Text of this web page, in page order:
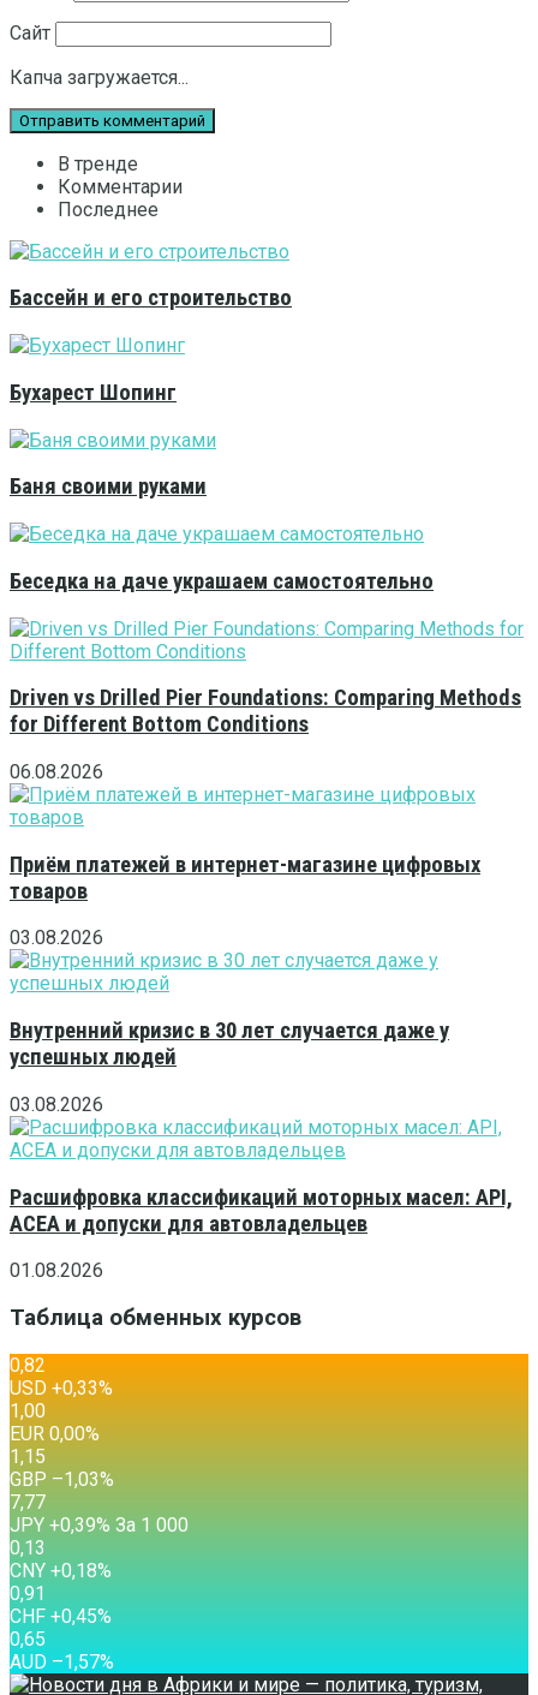
Сайт
Капча загружается...
В тренде
Комментарии
Последнее
Бассейн и его строительство
Бухарест Шопинг
Баня своими руками
Беседка на даче украшаем самостоятельно
Driven vs Drilled Pier Foundations: Comparing Methods
for Different Bottom Conditions
06.08.2026
Приём платежей в интернет-магазине цифровых
товаров
03.08.2026
Внутренний кризис в 30 лет случается даже у
успешных людей
03.08.2026
Расшифровка классификаций моторных масел: API,
ACEA и допуски для автовладельцев
01.08.2026
Таблица обменных курсов
0,82
USD +0,33%
1,00
EUR 0,00%
1,15
GBP –1,03%
7,77
JPY +0,39% За 1 000
0,13
CNY +0,18%
0,91
CHF +0,45%
0,65
AUD –1,57%